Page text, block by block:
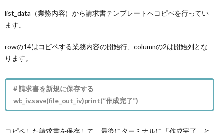
list_data（業務内容）から請求書テンプレートへコピペを行ってい
ます。
rowの14はコピペする業務内容の開始行、columnの2は開始列とな
ります。
# 請求書を新規に保存する
wb_iv.save(file_out_iv)print(“作成完了”)
コピペした請求書を保存して、最後にターミナルに「作成完了」と